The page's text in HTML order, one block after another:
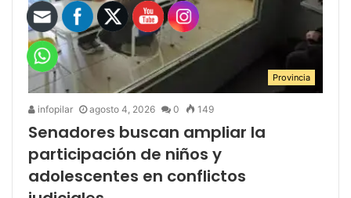
Provincia
infopilar agosto 4, 2026 0 149
Senadores buscan ampliar la
participación de niños y
adolescentes en conflictos